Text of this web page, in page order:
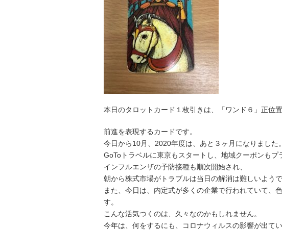
本日のタロットカード１枚引きは、「ワンド６」正位置
前進を表現するカードです。
今日から10月、2020年度は、あと３ヶ月になりました。
GoToトラベルに東京もスタートし、地域クーポンもプ
インフルエンザの予防接種も順次開始され、
朝から株式市場がトラブルは当日の解消は難しいよう
また、今日は、内定式が多くの企業で行われていて、
す。
こんな活気つくのは、久々なのかもしれません。
今年は、何をするにも、コロナウィルスの影響が出て